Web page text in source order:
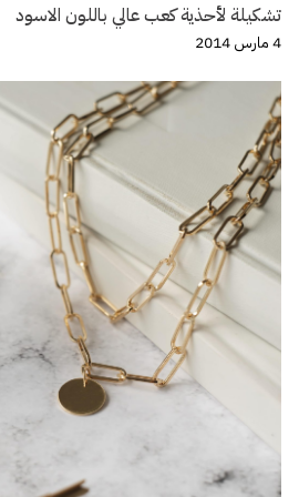
تشكيلة لأحذية كعب عالي باللون الاسود
4 مارس 2014